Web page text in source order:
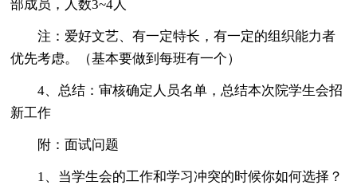
部成员，人数3~4人
注：爱好文艺、有一定特长，有一定的组织能力者
优先考虑。（基本要做到每班有一个）
4、总结：审核确定人员名单，总结本次院学生会招
新工作
附：面试问题
1、当学生会的工作和学习冲突的时候你如何选择？